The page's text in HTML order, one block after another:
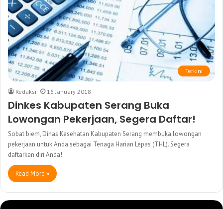
Terkini
Redaksi 16 January 2018
Dinkes Kabupaten Serang Buka
Lowongan Pekerjaan, Segera Daftar!
Sobat biem, Dinas Kesehatan Kabupaten Serang membuka lowongan
pekerjaan untuk Anda sebagai Tenaga Harian Lepas (THL). Segera
daftarkan diri Anda!
Read More »